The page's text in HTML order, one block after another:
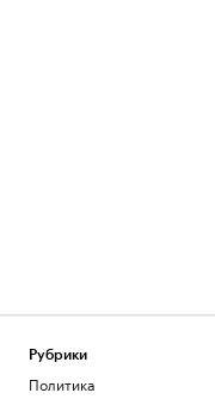
Рубрики
Политика